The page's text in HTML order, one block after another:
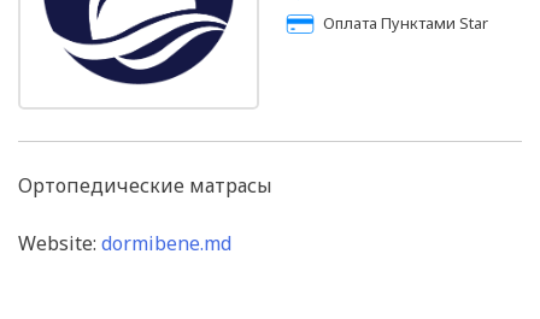
Оплата Пунктами Star
Ортопедические матрасы
Website: dormibene.md